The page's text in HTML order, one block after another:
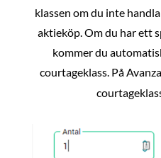
klassen om du inte
aktieköp. Om du har ett
kommer du
courtageklass. På